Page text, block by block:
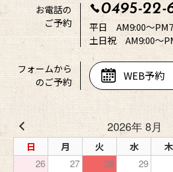
お電話の
ご予約
0495-22-
平日 AM9:00～
土日祝 AM9:00～
フォームから
のご予約
WEB予約
2026年 8月
日 月 火 水 木
26
27 28 29